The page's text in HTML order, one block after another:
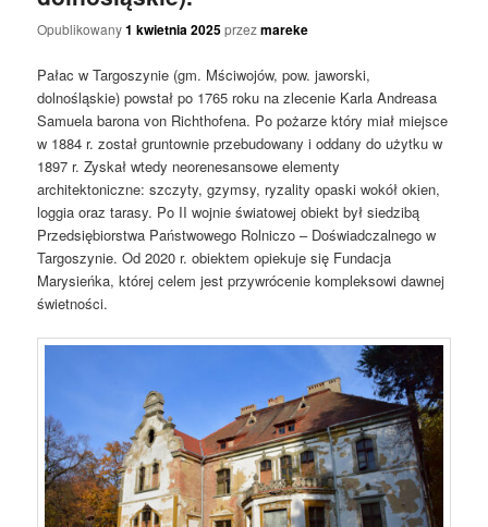
Opublikowany1 kwietnia 2025przezmareke
Pałac w Targoszynie (gm. Mściwojów, pow. jaworski,
dolnośląskie) powstał po 1765 roku na zlecenie Karla Andreasa
Samuela barona von Richthofena. Po pożarze który miał miejsce
w 1884 r. został gruntownie przebudowany i oddany do użytku w
1897 r. Zyskał wtedy neorenesansowe elementy
architektoniczne: szczyty, gzymsy, ryzality opaski wokół okien,
loggia oraz tarasy. Po II wojnie światowej obiekt był siedzibą
Przedsiębiorstwa Państwowego Rolniczo – Doświadczalnego w
Targoszynie. Od 2020 r. obiektem opiekuje się Fundacja
Marysieńka, której celem jest przywrócenie kompleksowi dawnej
świetności.